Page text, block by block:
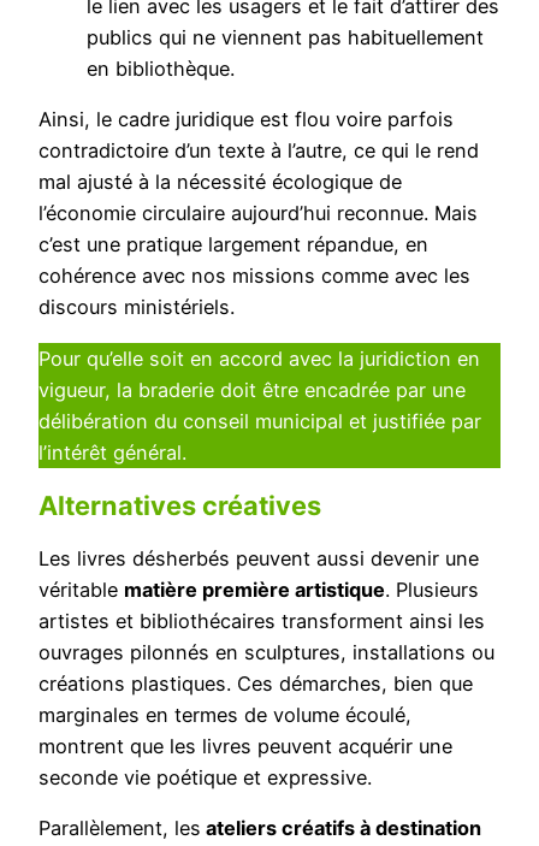
le lien avec les usagers et le fait d’attirer des
publics qui ne viennent pas habituellement
en bibliothèque.
Ainsi, le cadre juridique est flou voire parfois
contradictoire d’un texte à l’autre, ce qui le rend
mal ajusté à la nécessité écologique de
l’économie circulaire aujourd’hui reconnue. Mais
c’est une pratique largement répandue, en
cohérence avec nos missions comme avec les
discours ministériels.
Pour qu’elle soit en accord avec la juridiction en
vigueur, la braderie doit être encadrée par une
délibération du conseil municipal et justifiée par
l’intérêt général.
Alternatives créatives
Les livres désherbés peuvent aussi devenir une
véritable matière première artistique. Plusieurs
artistes et bibliothécaires transforment ainsi les
ouvrages pilonnés en sculptures, installations ou
créations plastiques. Ces démarches, bien que
marginales en termes de volume écoulé,
montrent que les livres peuvent acquérir une
seconde vie poétique et expressive.
Parallèlement, les ateliers créatifs à destination